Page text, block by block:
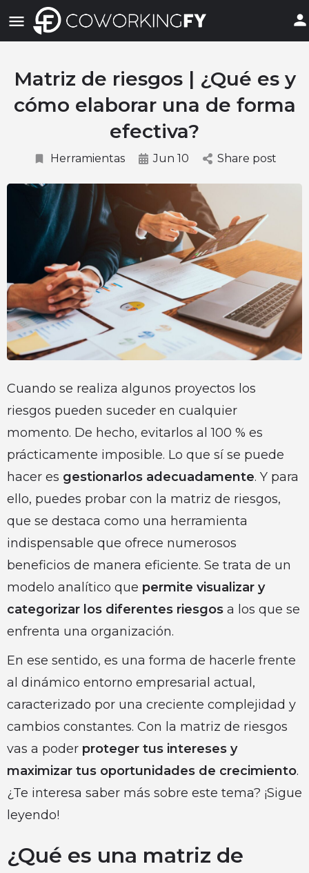
Matriz de riesgos | ¿Qué es y
cómo elaborar una de forma
efectiva?
Herramientas Jun 10 Share post
Cuando se realiza algunos proyectos los
riesgos pueden suceder en cualquier
momento. De hecho, evitarlos al 100 % es
prácticamente imposible. Lo que sí se puede
hacer es gestionarlos adecuadamente. Y para
ello, puedes probar con la matriz de riesgos,
que se destaca como una herramienta
indispensable que ofrece numerosos
beneficios de manera eficiente. Se trata de un
modelo analítico que permite visualizar y
categorizar los diferentes riesgos a los que se
enfrenta una organización.
En ese sentido, es una forma de hacerle frente
al dinámico entorno empresarial actual,
caracterizado por una creciente complejidad y
cambios constantes. Con la matriz de riesgos
vas a poder proteger tus intereses y
maximizar tus oportunidades de crecimiento.
¿Te interesa saber más sobre este tema? ¡Sigue
leyendo!
¿Qué es una matriz de